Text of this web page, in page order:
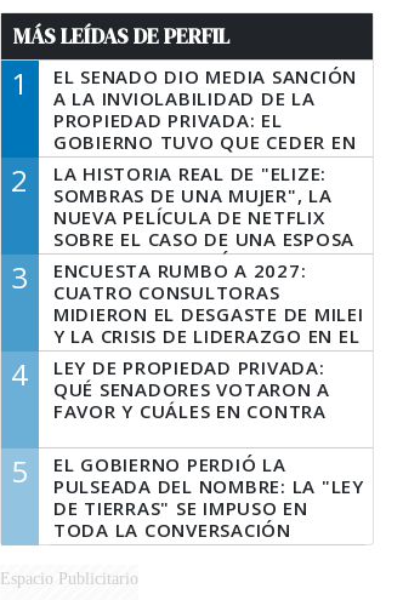
MÁS LEÍDAS DE PERFIL
1
EL SENADO DIO MEDIA SANCIÓN
A LA INVIOLABILIDAD DE LA
PROPIEDAD PRIVADA: EL
GOBIERNO TUVO QUE CEDER EN
LA LEY DEL MANEJO DEL FUEGO
2
LA HISTORIA REAL DE "ELIZE:
SOMBRAS DE UNA MUJER", LA
NUEVA PELÍCULA DE NETFLIX
SOBRE EL CASO DE UNA ESPOSA
QUE DESCUARTIZÓ A SU
MARIDO
3
ENCUESTA RUMBO A 2027:
CUATRO CONSULTORAS
MIDIERON EL DESGASTE DE MILEI
Y LA CRISIS DE LIDERAZGO EN EL
PERONISMO
4
LEY DE PROPIEDAD PRIVADA:
QUÉ SENADORES VOTARON A
FAVOR Y CUÁLES EN CONTRA
5
EL GOBIERNO PERDIÓ LA
PULSEADA DEL NOMBRE: LA "LEY
DE TIERRAS" SE IMPUSO EN
TODA LA CONVERSACIÓN
DIGITAL
Espacio Publicitario